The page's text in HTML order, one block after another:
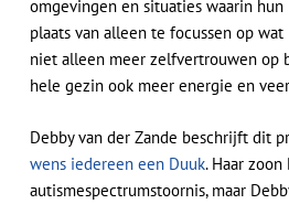
omgevingen en situaties waarin
plaats van alleen te focussen op
niet alleen meer zelfvertrouwen op
hele gezin ook meer energie en
Debby van der Zande beschrijft dit
wens iedereen een Duuk. Haar
autismespectrumstoornis, maar